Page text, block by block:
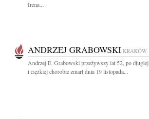
Irena...
ANDRZEJ GRABOWSKI KRAKÓW
Andrzej E. Grabowski przeżywszy lat 52, po długiej
i ciężkiej chorobie zmarł dnia 19 listopada...